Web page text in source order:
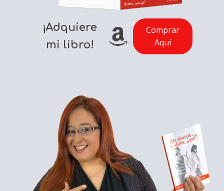
¡Adquiere
mi libro!
Comprar
Aquí